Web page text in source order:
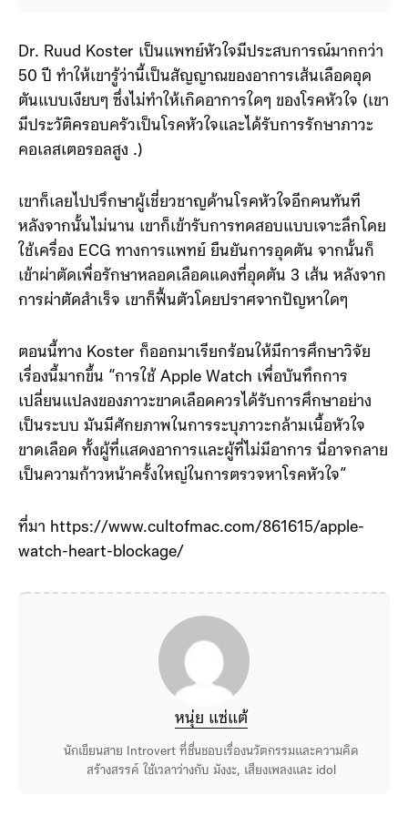
Dr. Ruud Koster เป็นแพทย์หัวใจมีประสบการณ์มากกว่า
50 ปี ทำให้เขารู้ว่านี้เป็นสัญญาณของอาการเส้นเลือดอุด
ตันแบบเงียบๆ ซึ่งไม่ทำให้เกิดอาการใดๆ ของโรคหัวใจ (เขา
มีประวัติครอบครัวเป็นโรคหัวใจและได้รับการรักษาภาวะ
คอเลสเตอรอลสูง .)
เขาก็เลยไปปรึกษาผู้เชี่ยวชาญด้านโรคหัวใจอีกคนทันที
หลังจากนั้นไม่นาน เขาก็เข้ารับการทดสอบแบบเจาะลึกโดย
ใช้เครื่อง ECG ทางการแพทย์ ยืนยันการอุดตัน จากนั้นก็
เข้าผ่าตัดเพื่อรักษาหลอดเลือดแดงที่อุดตัน 3 เส้น หลังจาก
การผ่าตัดสำเร็จ เขาก็ฟื้นตัวโดยปราศจากปัญหาใดๆ
ตอนนี้ทาง Koster ก็ออกมาเรียกร้อนให้มีการศึกษาวิจัย
เรื่องนี้มากขึ้น “การใช้ Apple Watch เพื่อบันทึกการ
เปลี่ยนแปลงของภาวะขาดเลือดควรได้รับการศึกษาอย่าง
เป็นระบบ มันมีศักยภาพในการระบุภาวะกล้ามเนื้อหัวใจ
ขาดเลือด ทั้งผู้ที่แสดงอาการและผู้ที่ไม่มีอาการ นี่อาจกลาย
เป็นความก้าวหน้าครั้งใหญ่ในการตรวจหาโรคหัวใจ”
ที่มา https://www.cultofmac.com/861615/apple-
watch-heart-blockage/
หนุ่ย แซ่แต้
นักเขียนสาย Introvert ที่ชื่นชอบเรื่องนวัตกรรมและความคิด
สร้างสรรค์ ใช้เวลาว่างกับ มังงะ, เสียงเพลงและ idol